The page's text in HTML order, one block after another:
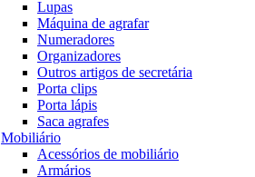
Lupas
Máquina de agrafar
Numeradores
Organizadores
Outros artigos de secretária
Porta clips
Porta lápis
Saca agrafes
Mobiliário
Acessórios de mobiliário
Armários